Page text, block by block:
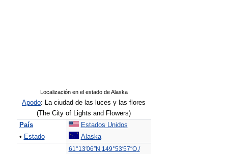
Localización en el estado de Alaska
Apodo: La ciudad de las luces y las flores
(The City of Lights and Flowers)
País
Estados Unidos
• Estado Alaska
61°13′06″N 149°53′57″O/